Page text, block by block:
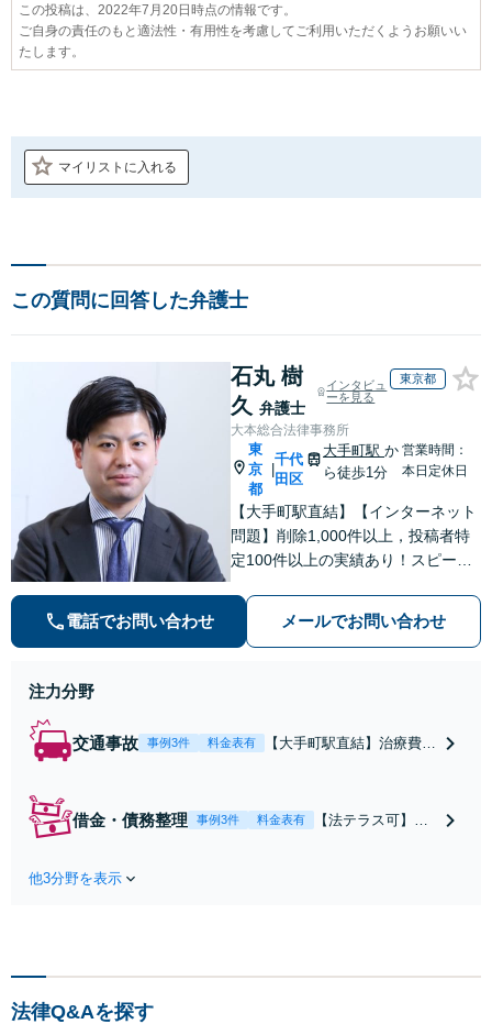
この投稿は、2022年7月20日時点の情報です。
ご自身の責任のもと適法性・有用性を考慮してご利用いただくようお願いい
たします。
マイリストに入れる
この質問に回答した弁護士
石丸 樹
久 弁護士
インタビュ
ーを見る
東京都
大本総合法律事務所
東
京
都
千代
田区
大手町駅か
ら徒歩1分
営業時間：
本日定休日
【大手町駅直結】【インターネット
問題】削除1,000件以上，投稿者特
定100件以上の実績あり！スピーデ
打切り延長交渉・慰謝料の増額なら
お任せを。【借金・債務整理】状況
電話でお問い合わせ メールでお問い合わせ
注力分野
交通事故 事例3件 料金表有
【大手町駅直結】治療費の
償額が提案されていても、
保険会社と粘り強く交渉を
借金・債務整理 事例3件 料金表有
【法テラス可】
せた解決策をご提
他3分野を表示
法律Q&Aを探す